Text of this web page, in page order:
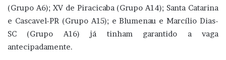
(Grupo A6); XV de Piracicaba (Grupo A14); Santa Catarina
e Cascavel-PR (Grupo A15); e Blumenau e Marcílio Dias-
SC (Grupo A16) já tinham garantido a vaga
antecipadamente.